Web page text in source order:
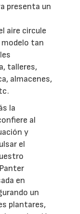
presenta un
aire circule
modelo tan
talleres,
almacenes,
la
al
y
el
en
un
plantares,